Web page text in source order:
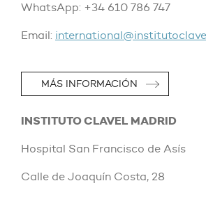
WhatsApp: +34 610 786 747
Email:
MÁS INFORMACIÓN
INSTITUTO CLAVEL MADRID
Hospital San Francisco de Asís
Calle de Joaquín Costa, 28